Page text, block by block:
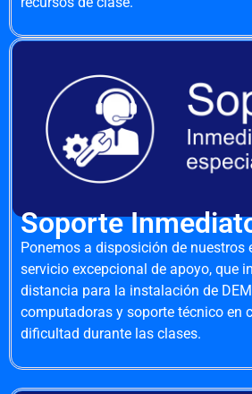
Soporte
Ponemos a disposición de nuestros
servicio excepcional de apoyo, que
distancia para la instalación de
computadoras y soporte técnico en
dificultad durante las clases.